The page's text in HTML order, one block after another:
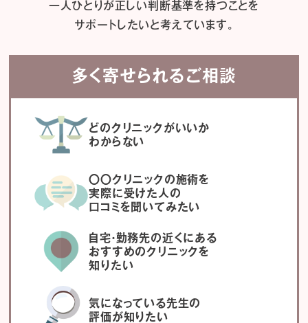
一人ひとりが正しい判断基準を持つことを
サポートしたいと考えています。
多く寄せられるご相談
どのクリニックがいいか
わからない
〇〇クリニックの施術を
実際に受けた人の
口コミを聞いてみたい
自宅・勤務先の近くにある
おすすめのクリニックを
知りたい
気になっている先生の
評価が知りたい